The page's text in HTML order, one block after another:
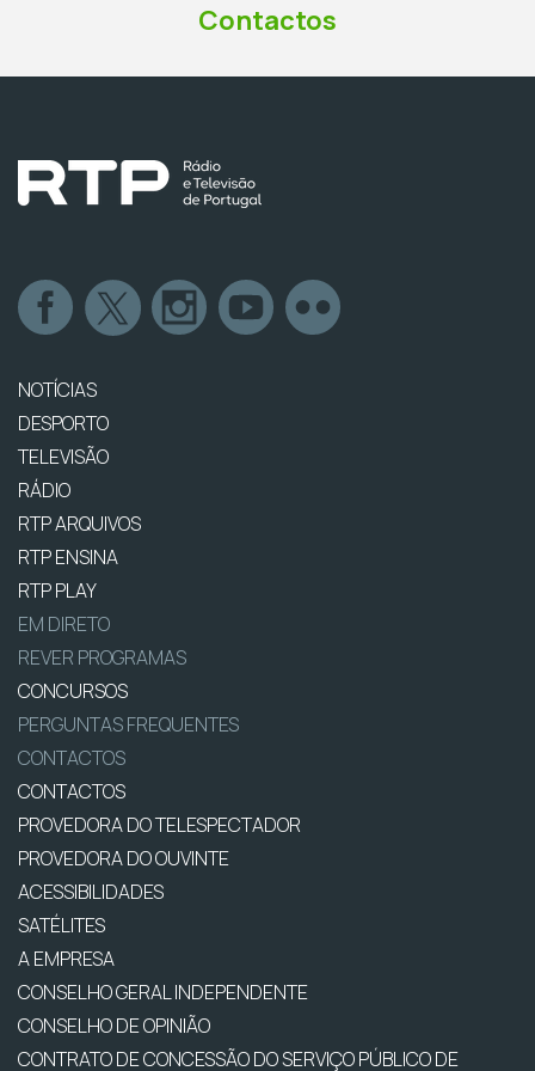
Contactos
NOTÍCIAS
DESPORTO
TELEVISÃO
RÁDIO
RTP ARQUIVOS
RTP ENSINA
RTP PLAY
EM DIRETO
REVER PROGRAMAS
CONCURSOS
PERGUNTAS FREQUENTES
CONTACTOS
CONTACTOS
PROVEDORA DO TELESPECTADOR
PROVEDORA DO OUVINTE
ACESSIBILIDADES
SATÉLITES
A EMPRESA
CONSELHO GERAL INDEPENDENTE
CONSELHO DE OPINIÃO
CONTRATO DE CONCESSÃO DO SERVIÇO PÚBLICO DE